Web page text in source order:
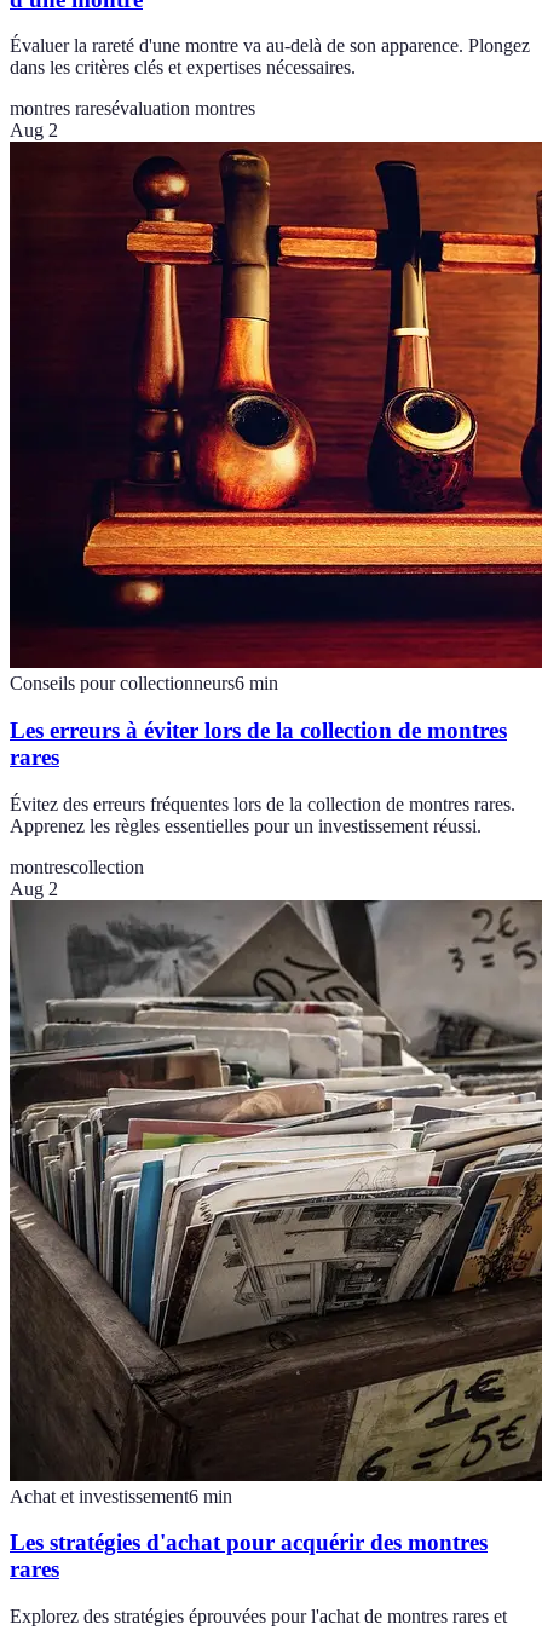
Évaluer la rareté d'une montre va au-delà de son apparence. Plongez
dans les critères clés et expertises nécessaires.
montres raresévaluation montres
Aug 2
Conseils pour collectionneurs6 min
Les erreurs à éviter lors de la collection de montres
rares
Évitez des erreurs fréquentes lors de la collection de montres rares.
Apprenez les règles essentielles pour un investissement réussi.
montrescollection
Aug 2
Achat et investissement6 min
Les stratégies d'achat pour acquérir des montres
rares
Explorez des stratégies éprouvées pour l'achat de montres rares et